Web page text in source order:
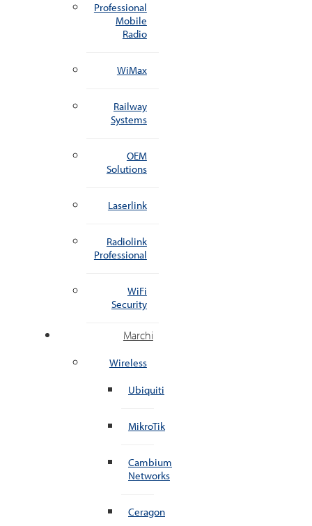
Professional
Mobile
Radio
WiMax
Railway
Systems
OEM
Solutions
Laserlink
Radiolink
Professional
WiFi
Security
Marchi
Wireless
Ubiquiti
MikroTik
Cambium
Networks
Ceragon